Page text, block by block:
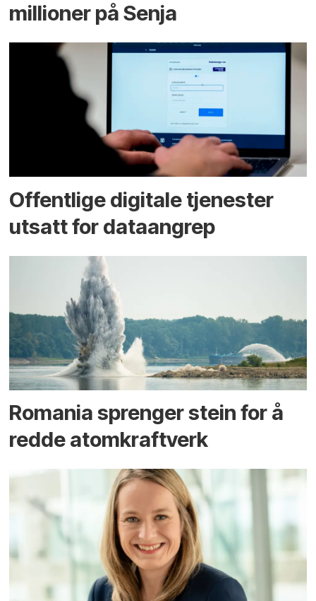
millioner på Senja
Offentlige digitale tjenester
utsatt for dataangrep
Romania sprenger stein for å
redde atomkraftverk